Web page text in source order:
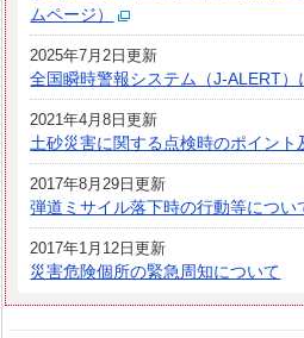
ムページ）
2025年7月2日更新
全国瞬時警報システム（J-ALERT）
2021年4月8日更新
土砂災害に関する点検時のポイント
2017年8月29日更新
弾道ミサイル落下時の行動等につい
2017年1月12日更新
災害危険個所の緊急周知について